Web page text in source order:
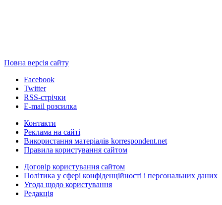
Повна версія сайту
Facebook
Twitter
RSS-стрічки
E-mail розсилка
Контакти
Реклама на сайті
Використання матеріалів korrespondent.net
Правила користування сайтом
Договір користування сайтом
Політика у сфері конфіденційності і персональних даних
Угода щодо користування
Редакція